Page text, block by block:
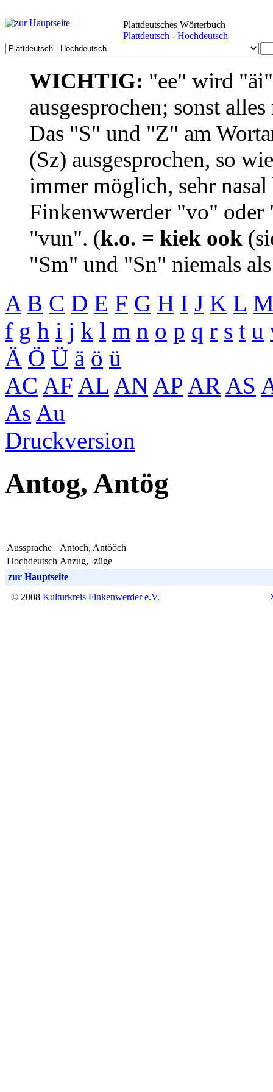
Plattdeutsches Wörterbuch
Plattdeutsch - Hochdeutsch
WICHTIG: "ee" wird
ausgesprochen; sonst
Das "S" und "Z" am
(Sz) ausgesprochen, so
immer möglich, sehr
Finkenwwerder "vo"
"vun". (k.o. = kiek ook
"Sm" und "Sn" niemals
A B C D E F G H I J K L
f g h i j k l m n o p q r s t u
Ä Ö Ü ä ö ü
AC AF AL AN AP AR AS
As Au
Druckversion
Antog, Antög
Aussprache
Antoch, Antööch
Hochdeutsch Anzug, -züge
zur Hauptseite
© 2008 Kulturkreis Finkenwerder e.V.